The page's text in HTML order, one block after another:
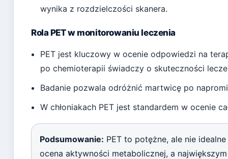
wynika z rozdzielczości skanera.
Rola PET w monitorowaniu leczenia
PET jest kluczowy w ocenie odpowiedzi na
po chemioterapii świadczy o skuteczności
Badanie pozwala odróżnić martwicę po
W chłoniakach PET jest standardem w ocenie
Podsumowanie: PET to potężne, ale nie
ocena aktywności metabolicznej, a